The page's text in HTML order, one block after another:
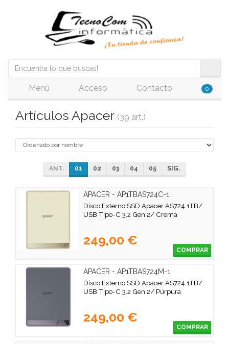
Menú Acceso Contacto 0
Artículos Apacer (39 art.)
ANT. 01 02 03 04 05 SIG.
APACER - AP1TBAS724C-1
Disco Externo SSD Apacer AS724 1TB/
USB Tipo-C 3.2 Gen 2/ Crema
249,00 €
COMPRAR
APACER - AP1TBAS724M-1
Disco Externo SSD Apacer AS724 1TB/
USB Tipo-C 3.2 Gen 2/ Púrpura
249,00 €
COMPRAR